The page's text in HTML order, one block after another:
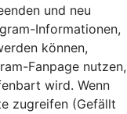
und neu
Informationen,
können,
Fanpage nutzen,
wird. Wenn
zugreifen (Gefällt